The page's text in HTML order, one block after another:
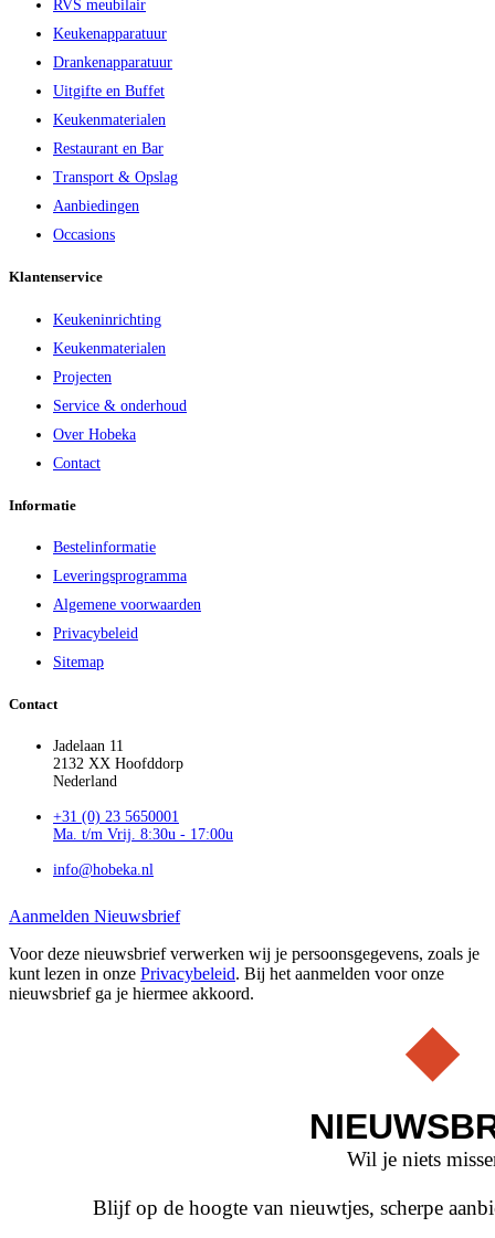
RVS meubilair
Keukenapparatuur
Drankenapparatuur
Uitgifte en Buffet
Keukenmaterialen
Restaurant en Bar
Transport & Opslag
Aanbiedingen
Occasions
Klantenservice
Keukeninrichting
Keukenmaterialen
Projecten
Service & onderhoud
Over Hobeka
Contact
Informatie
Bestelinformatie
Leveringsprogramma
Algemene voorwaarden
Privacybeleid
Sitemap
Contact
Jadelaan 11
2132 XX Hoofddorp
Nederland
+31 (0) 23 5650001
Ma. t/m Vrij. 8:30u - 17:00u
info@hobeka.nl
Aanmelden Nieuwsbrief
Voor deze nieuwsbrief verwerken wij je persoonsgegevens, zoals je
kunt lezen in onze Privacybeleid. Bij het aanmelden voor onze
nieuwsbrief ga je hiermee akkoord.
Wil je niets
Blijf op de hoogte van nieuwtjes, scherpe